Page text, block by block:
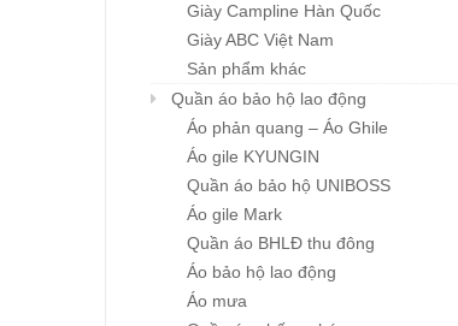
Giày Campline Hàn Quốc
Giày ABC Việt Nam
Sản phẩm khác
Quần áo bảo hộ lao động
Áo phản quang – Áo Ghile
Áo gile KYUNGIN
Quần áo bảo hộ UNIBOSS
Áo gile Mark
Quần áo BHLĐ thu đông
Áo bảo hộ lao động
Áo mưa
Chi tiết
Khẩu trang đa năng
Karnik
Giá: liên hệ
Giá: liên hệ